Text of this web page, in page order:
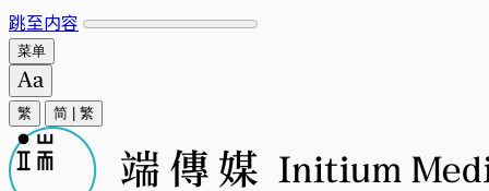
跳至内容
菜单
繁 简 繁